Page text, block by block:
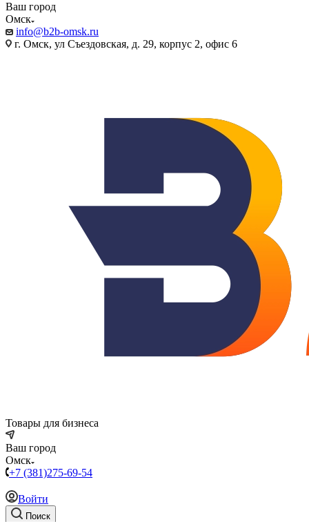
Ваш город
Омск
info@b2b-omsk.ru
г. Омск, ул Съездовская, д. 29, корпус 2, офис 6
Товары для бизнеса
Ваш город
Омск
+7 (381)275-69-54
Войти
Поиск